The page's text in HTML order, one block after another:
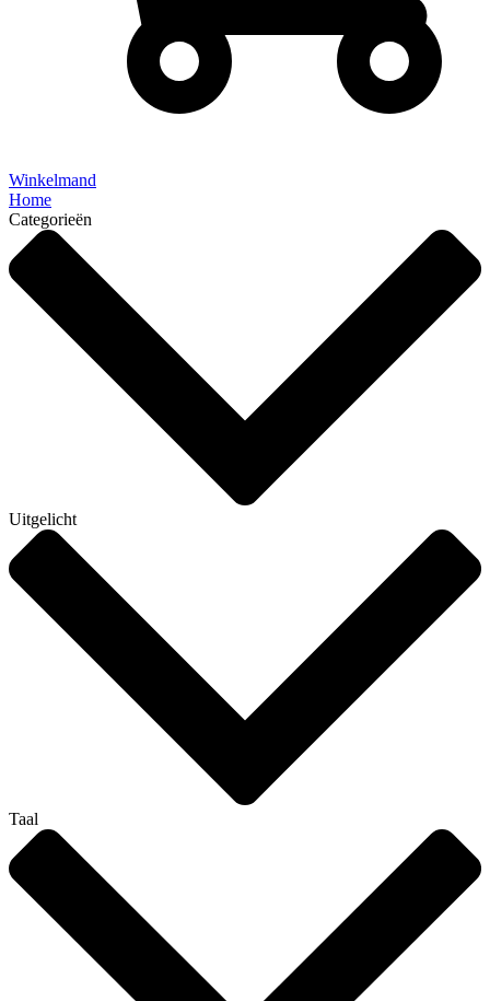
Winkelmand
Home
Categorieën
Uitgelicht
Taal